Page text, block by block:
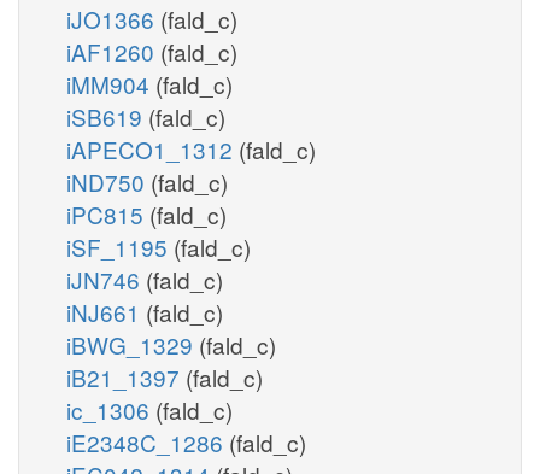
iJO1366 (fald_c)
iAF1260 (fald_c)
iMM904 (fald_c)
iSB619 (fald_c)
iAPECO1_1312 (fald_c)
iND750 (fald_c)
iPC815 (fald_c)
iSF_1195 (fald_c)
iJN746 (fald_c)
iNJ661 (fald_c)
iBWG_1329 (fald_c)
iB21_1397 (fald_c)
ic_1306 (fald_c)
iE2348C_1286 (fald_c)